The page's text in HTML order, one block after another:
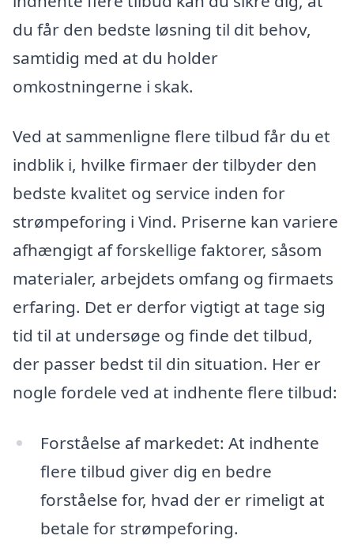
du får den bedste løsning til dit behov,
samtidig med at du holder
omkostningerne i skak.
Ved at sammenligne flere tilbud får du et
indblik i, hvilke firmaer der tilbyder den
bedste kvalitet og service inden for
strømpeforing i Vind. Priserne kan variere
afhængigt af forskellige faktorer, såsom
materialer, arbejdets omfang og firmaets
erfaring. Det er derfor vigtigt at tage sig
tid til at undersøge og finde det tilbud,
der passer bedst til din situation. Her er
nogle fordele ved at indhente flere tilbud:
Forståelse af markedet: At indhente
flere tilbud giver dig en bedre
forståelse for, hvad der er rimeligt at
betale for strømpeforing.